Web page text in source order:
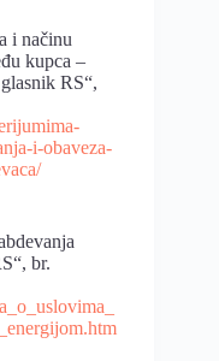
i načinu
kupca –
RS“,
i-obaveza-
br.